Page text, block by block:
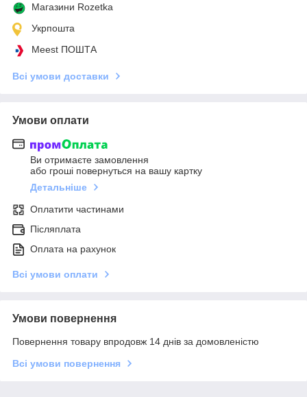
Магазини Rozetka
Укрпошта
Meest ПОШТА
Всі умови доставки
Умови оплати
Ви отримаєте замовлення
або гроші повернуться на вашу картку
Детальніше
Оплатити частинами
Післяплата
Оплата на рахунок
Всі умови оплати
Умови повернення
Повернення товару впродовж 14 днів за домовленістю
Всі умови повернення